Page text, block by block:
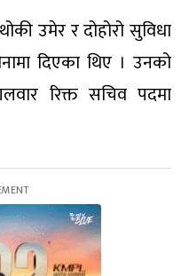
उमेर र दोहोरो सुविधा
दिएका थिए । उनको
रिक्त सचिव पदमा